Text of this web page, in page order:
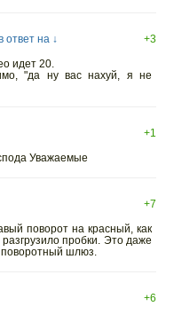
ответ на ↓
+3
идет 20.
"да ну вас нахуй, я не
+1
Уважаемые
+7
поворот на красный, как
пробки. Это даже
шлюз.
+6